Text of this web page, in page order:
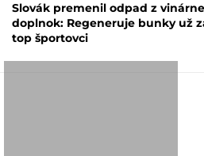
Slovák premenil odpad z
doplnok: Regeneruje bunky už
top športovci